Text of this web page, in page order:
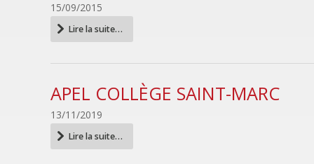
15/09/2015
APEL
-
Lire la suite…
APEL COLLÈGE SAINT-MARC
13/11/2019
APEL
collège
Lire la suite…